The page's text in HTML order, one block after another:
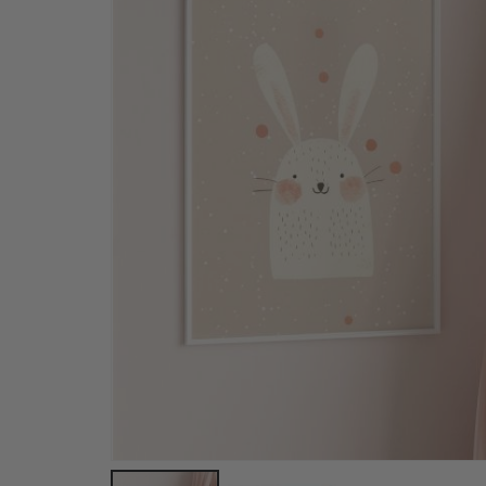
Personalisiertes Poster - Individueller Karten-